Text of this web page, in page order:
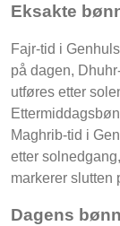
Eksakte
Fajr-tid i
på dagen,
utføres etter
Maghrib-tid i
etter
markerer slutten
Dagens